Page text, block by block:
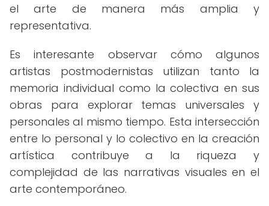
el arte de manera más amplia y
representativa.
Es interesante observar cómo algunos
artistas postmodernistas utilizan tanto la
memoria individual como la colectiva en sus
obras para explorar temas universales y
personales al mismo tiempo. Esta intersección
entre lo personal y lo colectivo en la creación
artística contribuye a la riqueza y
complejidad de las narrativas visuales en el
arte contemporáneo.